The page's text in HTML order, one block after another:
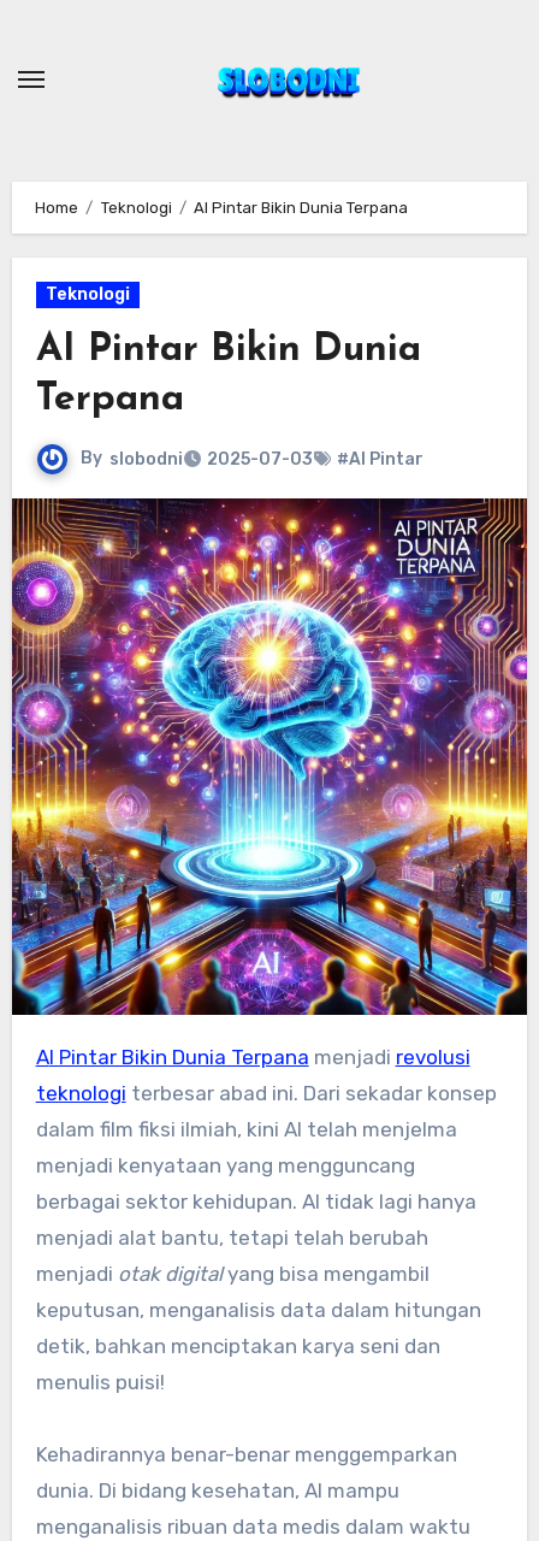
content
Home Teknologi AI Pintar Bikin Dunia Terpana
Teknologi
AI Pintar Bikin Dunia
Terpana
By slobodni 2025-07-03 #AI Pintar
AI Pintar Bikin Dunia Terpana menjadi revolusi
teknologi terbesar abad ini. Dari sekadar konsep
dalam film fiksi ilmiah, kini AI telah menjelma
menjadi kenyataan yang mengguncang
berbagai sektor kehidupan. AI tidak lagi hanya
menjadi alat bantu, tetapi telah berubah
menjadi otak digitalyang bisa mengambil
keputusan, menganalisis data dalam hitungan
detik, bahkan menciptakan karya seni dan
menulis puisi!
Kehadirannya benar-benar menggemparkan
dunia. Di bidang kesehatan, AI mampu
menganalisis ribuan data medis dalam waktu